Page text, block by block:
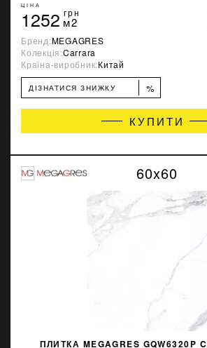
ЦІНА
1252 грн
м2
Бренд:MEGAGRES
Колекція:Carrara
Країна-виробник:Китай
ДІЗНАТИСЯ ЗНИЖКУ %
КУПИТИ
60x60
ПЛИТКА MEGAGRES GQW6320P